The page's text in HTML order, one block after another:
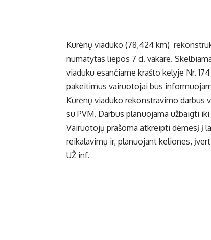
Kurėnų viaduko (78,424 km)
numatytas liepos 7 d. vakare.
viaduku esančiame krašto kelyje Nr.
pakeitimus vairuotojai bus
Kurėnų viaduko rekonstravimo darbus
su PVM. Darbus planuojama užbaigti
Vairuotojų prašoma atkreipti dėmesį į
reikalavimų ir, planuojant keliones,
UŽ inf.